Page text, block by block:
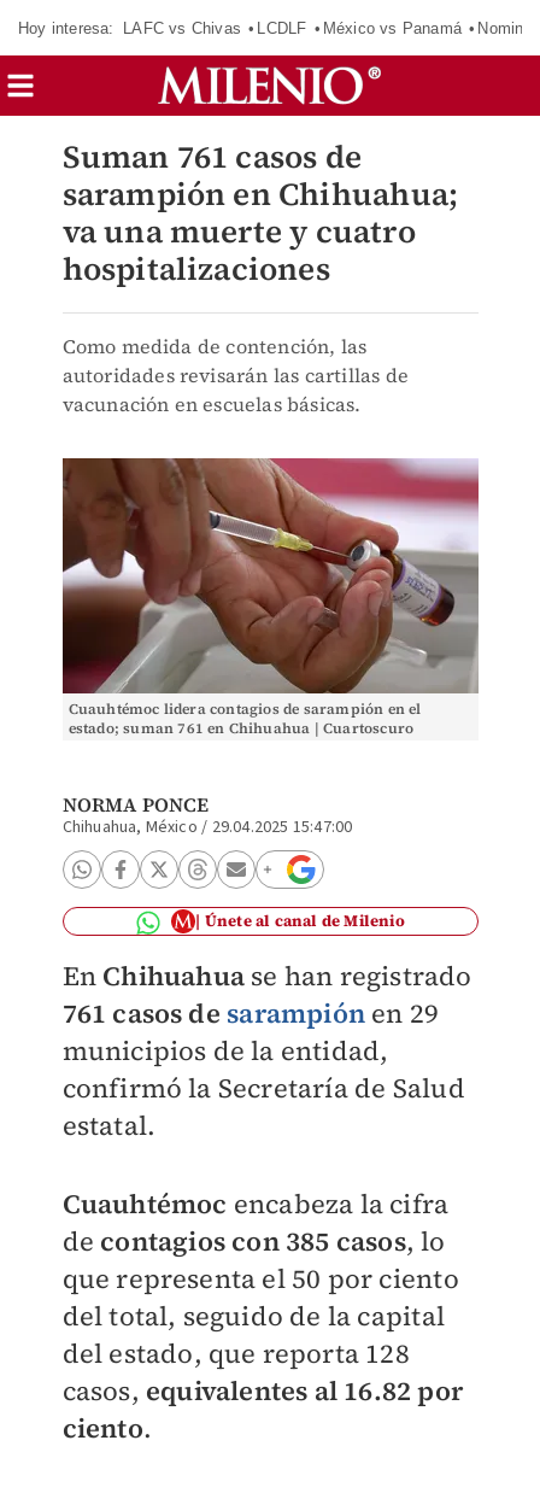
Hoy interesa: LAFC vs Chivas LCDLF México vs Panamá
Suman 761 casos de
sarampión en Chihuahua;
va una muerte y cuatro
hospitalizaciones
Como medida de contención, las
autoridades revisarán las cartillas de
vacunación en escuelas básicas.
Cuauhtémoc lidera contagios de sarampión en el
estado; suman 761 en Chihuahua | Cuartoscuro
NORMA PONCE
Chihuahua, México / 29.04.2025 15:47:00
Únete al canal de Milenio
En Chihuahua se han registrado
761 casos de sarampión en 29
municipios de la entidad,
confirmó la Secretaría de Salud
estatal.
Cuauhtémoc encabeza la cifra
de contagios con 385 casos, lo
que representa el 50 por ciento
del total, seguido de la capital
del estado, que reporta 128
casos, equivalentes al 16.82 por
ciento.